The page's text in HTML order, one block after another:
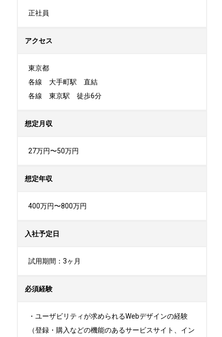
正社員
アクセス
東京都
各線　大手町駅　直結
各線　東京駅　徒歩6分
想定月収
27万円〜50万円
想定年収
400万円〜800万円
入社予定日
試用期間：3ヶ月
必須経験
・ユーザビリティが求められるWebデザインの経験
（登録・購入などの機能のあるサービスサイト、イン